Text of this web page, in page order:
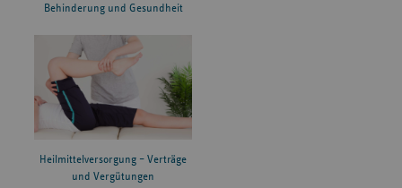
Behinderung und Gesundheit
Heilmittelversorgung – Verträge
und Vergütungen